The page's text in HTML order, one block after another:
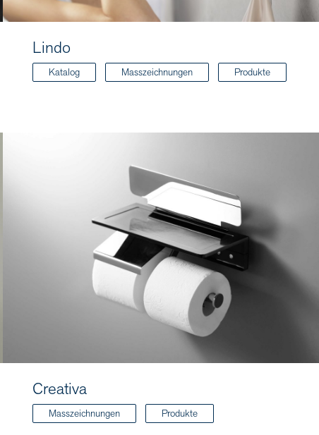
Lindo
Katalog Masszeichnungen Produkte
Creativa
Masszeichnungen Produkte